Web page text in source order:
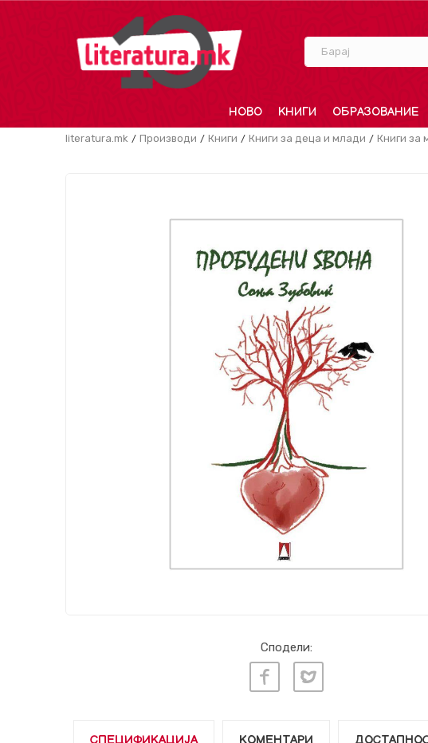
Барај
НОВО КНИГИ ОБРАЗОВАНИЕ
literatura.mk Производи Книги Книги за деца и млади Книги за
Сподели: